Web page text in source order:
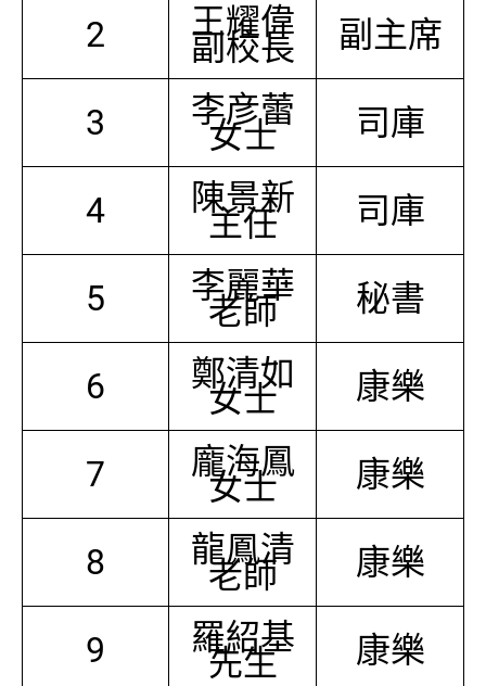
2 王耀偉
副校長 副主席
3 李彦蕾
女士 司庫
4 陳景新
主任 司庫
5 李麗華
老師 秘書
6 鄭清如
女士 康樂
7 龐海鳳
女士 康樂
8 龍鳳清
老師 康樂
9 羅紹基
先生 康樂